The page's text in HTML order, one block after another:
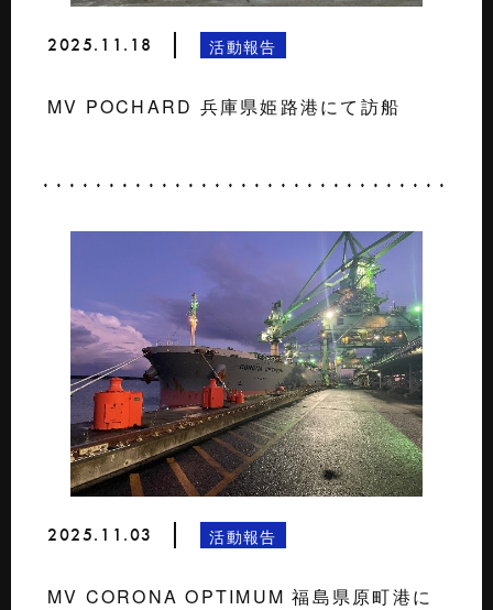
2025.11.18 活動報告
MV POCHARD 兵庫県姫路港にて訪船
2025.11.03 活動報告
MV CORONA OPTIMUM 福島県原町港に